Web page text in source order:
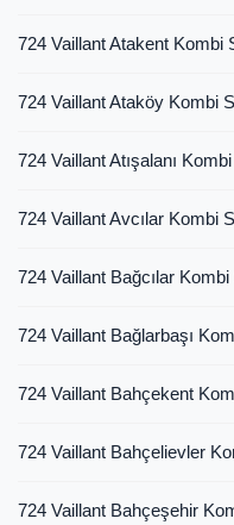
724 Vaillant Atakent Kombi
724 Vaillant Ataköy Kombi
724 Vaillant Atışalanı
724 Vaillant Avcılar Kombi
724 Vaillant Bağcılar
724 Vaillant Bağlarbaşı
724 Vaillant Bahçekent
724 Vaillant Bahçelievler
724 Vaillant Bahçeşehir